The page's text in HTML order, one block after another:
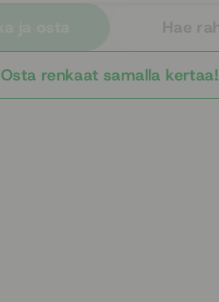
Osta renkaat samalla kertaa!